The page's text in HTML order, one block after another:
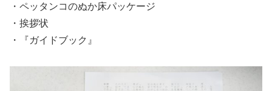
・ペッタンコのぬか床パッケージ
・挨拶状
・『ガイドブック』